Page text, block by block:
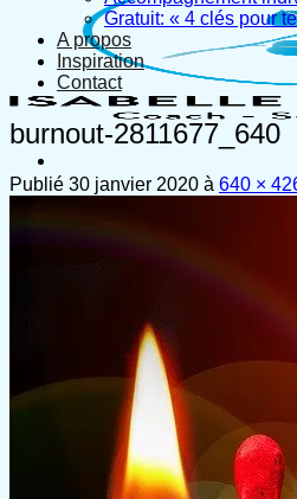
Gratuit: « 4 clés pour
A propos
Inspiration
Contact
burnout-2811677_640
Publié 30 janvier 2020 à 640 ×